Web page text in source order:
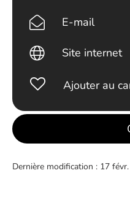
E-mail
Site internet
Ajouter au
Dernière modification : 17